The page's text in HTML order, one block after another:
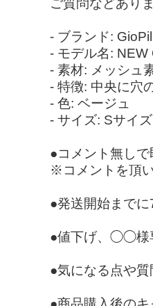
ご質問などあり
- ブランド:
- モデル名: NEW
- 素材: メッシュ
- 特徴: 中央に穴
- 色: ベージュ
- サイズ: Sサイズ
●コメント無し
※コメントを頂
●発送開始までに
●値下げ、◯◯様
●気になる点や